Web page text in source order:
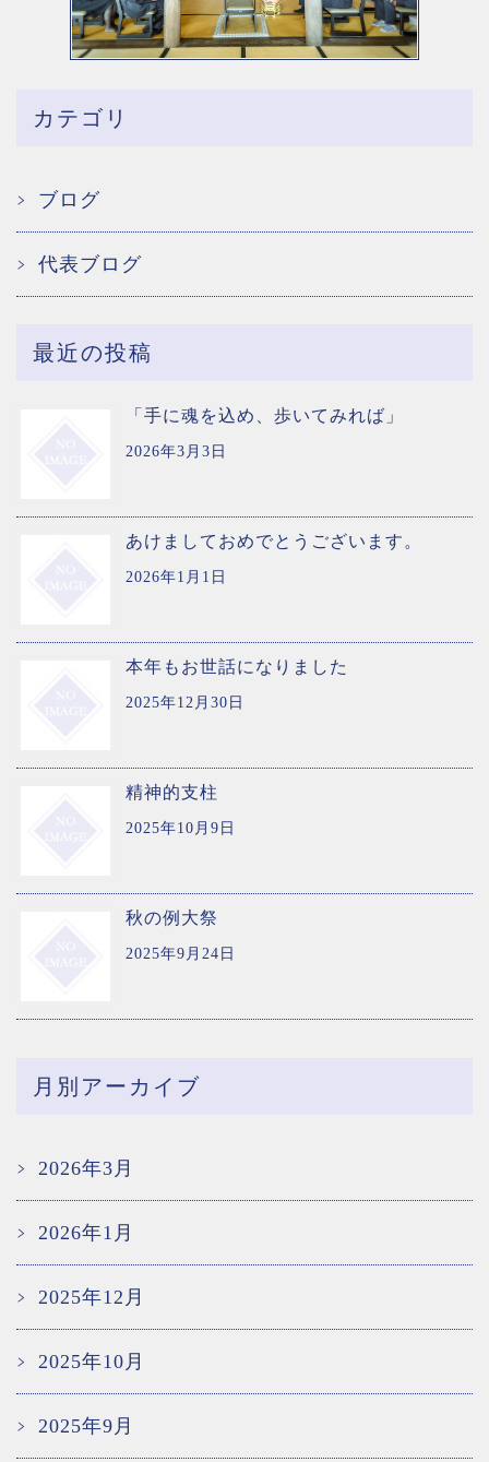
カテゴリ
ブログ
代表ブログ
最近の投稿
「手に魂を込め、歩いてみれば」
2026年3月3日
あけましておめでとうございます。
2026年1月1日
本年もお世話になりました
2025年12月30日
精神的支柱
2025年10月9日
秋の例大祭
2025年9月24日
月別アーカイブ
2026年3月
2026年1月
2025年12月
2025年10月
2025年9月